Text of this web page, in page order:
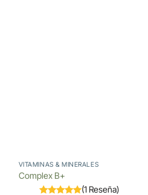
VITAMINAS & MINERALES
Complex B+
(1 Reseña)